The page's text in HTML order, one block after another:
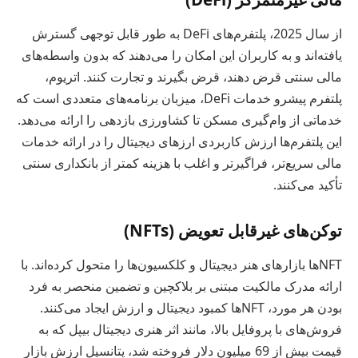
از سال 2025، پلتفرم‌های DeFi به طور قابل توجهی گسترش
یافته‌اند و به کاربران این امکان را می‌دهند که بدون واسطه‌های
مالی سنتی قرض دهند، قرض بگیرند و تجارت کنند. اتریوم،
پلتفرم پیشرو خدمات DeFi، میزبان برنامه‌های متعددی است که
خدماتی از وام‌گیری مسکن تا کشاورزی بازدهی را ارائه می‌دهد.
این پلتفرم‌ها ارزش کاربردی ارزهای دیجیتال را در ارائه خدمات
مالی سریع‌تر، فراگیرتر و اغلب با هزینه کمتر از بانکداری سنتی
تأکید می‌کنند.
توکن‌های غیرقابل تعویض (NFTs)
NFTها بازارهای هنر دیجیتال و کلکسیون‌ها را متحول کرده‌اند. با
ارائه مدرک مالکیت مبتنی بر بلاکچین و تضمین منحصر به فرد
بودن هر مورد، NFTها کمبود دیجیتال و ارزش ایجاد می‌کنند.
فروش‌های با پروفایل بالا، مانند اثر هنری دیجیتال بیپل که به
قیمت بیش از 69 میلیون دلار فروخته شد، پتانسیل ارزش بازار